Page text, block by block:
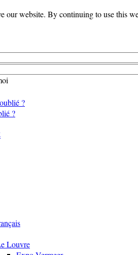
?
?
Louvre
our website. By continuing to use this